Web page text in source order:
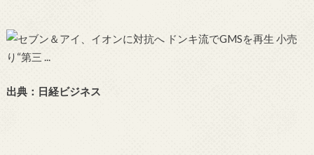
出典：日経ビジネス